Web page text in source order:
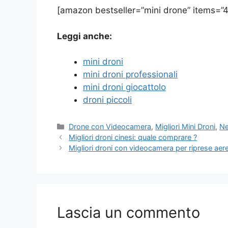
[amazon bestseller=”mini drone”
Leggi anche:
mini droni
mini droni professionali
mini droni giocattolo
droni piccoli
Categorie
Drone con Videocamera, Migliori Mini Droni,
Migliori droni cinesi: quale comprare ?
Migliori droni con videocamera per riprese
Lascia un commento